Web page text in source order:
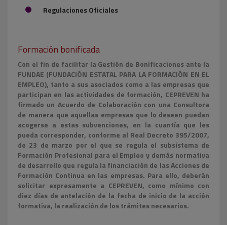
Regulaciones Oficiales
Formación bonificada
Con el fin de facilitar la Gestión de Bonificaciones ante la
FUNDAE (FUNDACIÓN ESTATAL PARA LA FORMACIÓN EN EL
EMPLEO), tanto a sus asociados como a las empresas que
participan en las actividades de formación, CEPREVEN ha
firmado un Acuerdo de Colaboración con una Consultora
de manera que aquellas empresas que lo deseen puedan
acogerse a estas subvenciones, en la cuantía que les
pueda corresponder, conforme al Real Decreto 395/2007,
de 23 de marzo por el que se regula el subsistema de
Formación Profesional para el Empleo y demás normativa
de desarrollo que regula la financiación de las Acciones de
Formación Continua en las empresas. Para ello, deberán
solicitar expresamente a CEPREVEN, como mínimo con
diez días de antelación de la fecha de inicio de la acción
formativa, la realización de los trámites necesarios.